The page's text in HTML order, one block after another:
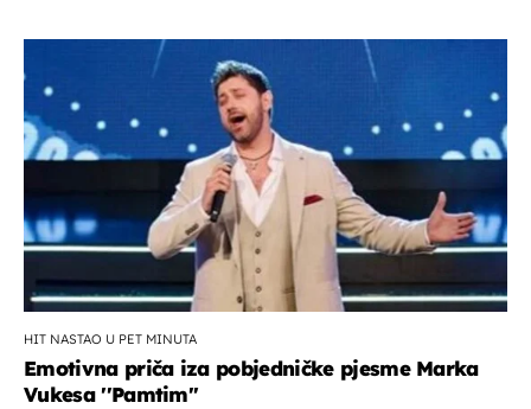
HIT NASTAO U PET MINUTA
Emotivna priča iza pobjedničke pjesme Marka
Vukesa ''Pamtim''